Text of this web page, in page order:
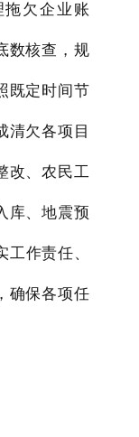
欠企业账
数核查，规
既定时间节
清欠各项目
改、农民工
库、地震预
作责任、
确保各项任